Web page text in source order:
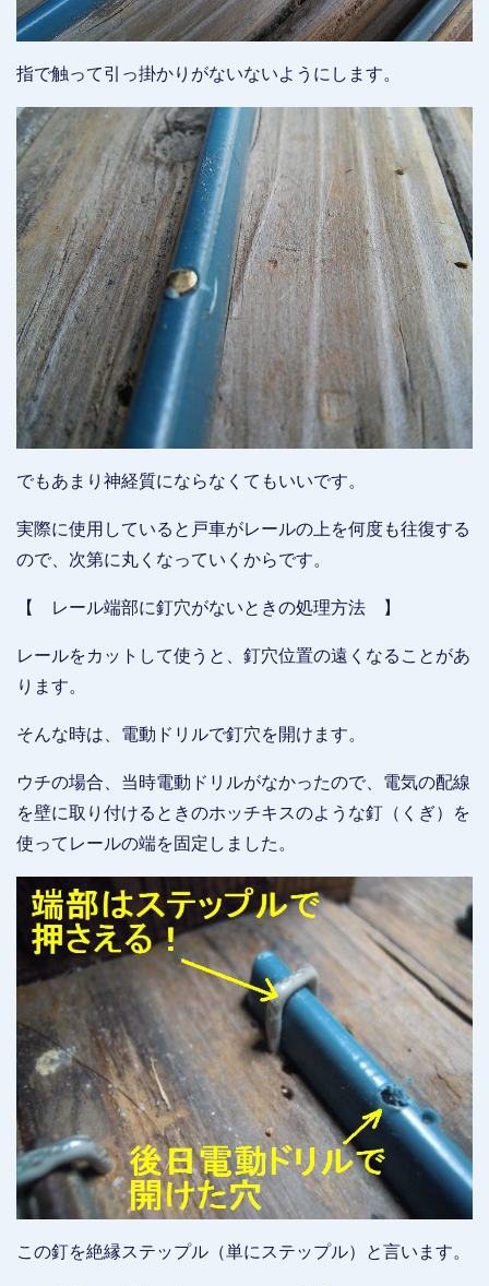
指で触って引っ掛かりがないないようにします。
でもあまり神経質にならなくてもいいです。
実際に使用していると戸車がレールの上を何度も往復する
ので、次第に丸くなっていくからです。
【 レール端部に釘穴がないときの処理方法 】
レールをカットして使うと、釘穴位置の遠くなることがあ
ります。
そんな時は、電動ドリルで釘穴を開けます。
ウチの場合、当時電動ドリルがなかったので、電気の配線
を壁に取り付けるときのホッチキスのような釘（くぎ）を
使ってレールの端を固定しました。
この釘を絶縁ステップル（単にステップル）と言います。